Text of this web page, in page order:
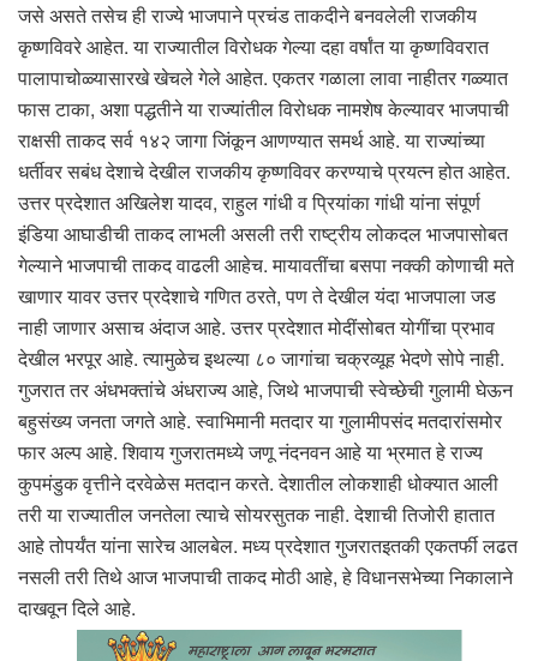
जसे असते तसेच ही राज्ये भाजपाने प्रचंड ताकदीने बनवलेली राजकीय
कृष्णविवरे आहेत. या राज्यातील विरोधक गेल्या दहा वर्षांत या कृष्णविवरात
पालापाचोळ्यासारखे खेचले गेले आहेत. एकतर गळाला लावा नाहीतर गळ्यात
फास टाका, अशा पद्धतीने या राज्यांतील विरोधक नामशेष केल्यावर भाजपाची
राक्षसी ताकद सर्व १४२ जागा जिंकून आणण्यात समर्थ आहे. या राज्यांच्या
धर्तीवर सबंध देशाचे देखील राजकीय कृष्णविवर करण्याचे प्रयत्न होत आहेत.
उत्तर प्रदेशात अखिलेश यादव, राहुल गांधी व प्रियांका गांधी यांना संपूर्ण
इंडिया आघाडीची ताकद लाभली असली तरी राष्ट्रीय लोकदल भाजपासोबत
गेल्याने भाजपाची ताकद वाढली आहेच. मायावतींचा बसपा नक्की कोणाची मते
खाणार यावर उत्तर प्रदेशाचे गणित ठरते, पण ते देखील यंदा भाजपाला जड
नाही जाणार असाच अंदाज आहे. उत्तर प्रदेशात मोदींसोबत योगींचा प्रभाव
देखील भरपूर आहे. त्यामुळेच इथल्या ८० जागांचा चक्रव्यूह भेदणे सोपे नाही.
गुजरात तर अंधभक्तांचे अंधराज्य आहे, जिथे भाजपाची स्वेच्छेची गुलामी घेऊन
बहुसंख्य जनता जगते आहे. स्वाभिमानी मतदार या गुलामीपसंद मतदारांसमोर
फार अल्प आहे. शिवाय गुजरातमध्ये जणू नंदनवन आहे या भ्रमात हे राज्य
कुपमंडुक वृत्तीने दरवेळेस मतदान करते. देशातील लोकशाही धोक्यात आली
तरी या राज्यातील जनतेला त्याचे सोयरसुतक नाही. देशाची तिजोरी हातात
आहे तोपर्यंत यांना सारेच आलबेल. मध्य प्रदेशात गुजरातइतकी एकतर्फी लढत
नसली तरी तिथे आज भाजपाची ताकद मोठी आहे, हे विधानसभेच्या निकालाने
दाखवून दिले आहे.